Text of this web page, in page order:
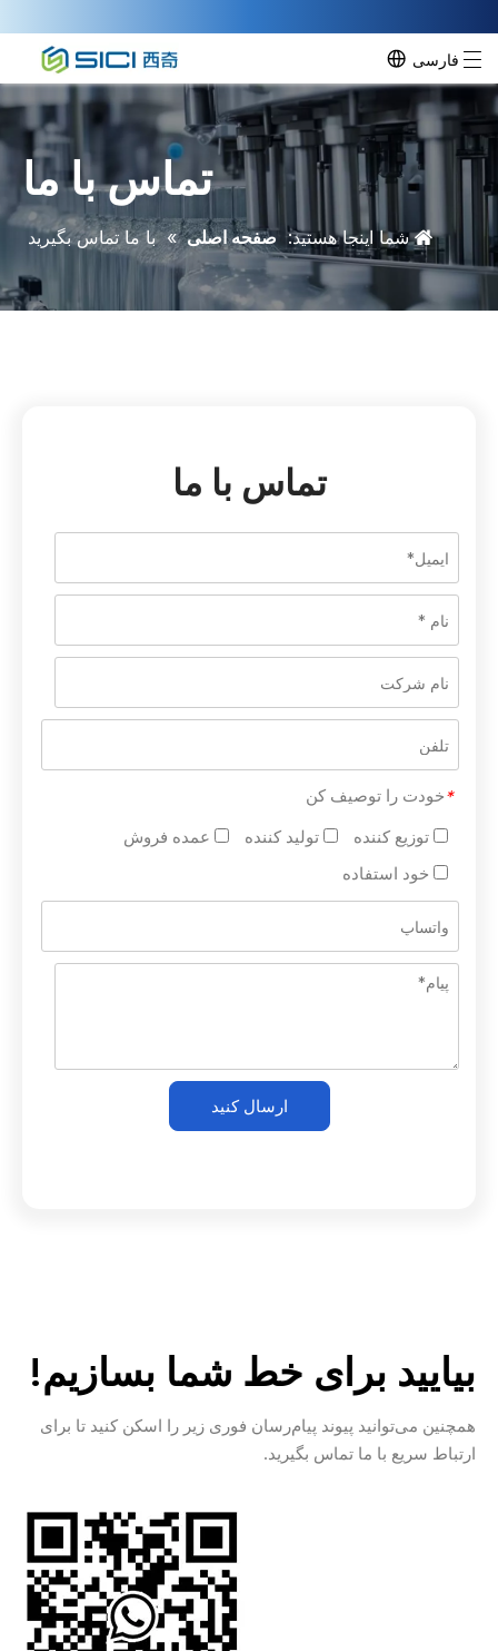
فارسی
تماس با ما
شما اینجا هستید: صفحه اصلی » با ما تماس بگیرید
تماس با ما
*خودت را توصیف کن
توزیع کننده
تولید کننده
عمده فروش
خود استفاده
ارسال کنید
بیایید برای خط شما بسازیم!
همچنین می‌توانید پیوند پیام‌رسان فوری زیر را اسکن کنید تا برای
ارتباط سریع با ما تماس بگیرید.